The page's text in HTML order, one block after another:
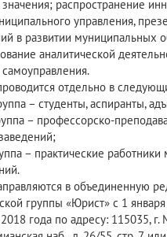
распространение
управления,
в развитии муниципальных
аналитической
отдельно в
– студенты, аспиранты,
– профессорско-
– практические
в объединенную
группы «Юрист» с 1
года по адресу: 115035, г.